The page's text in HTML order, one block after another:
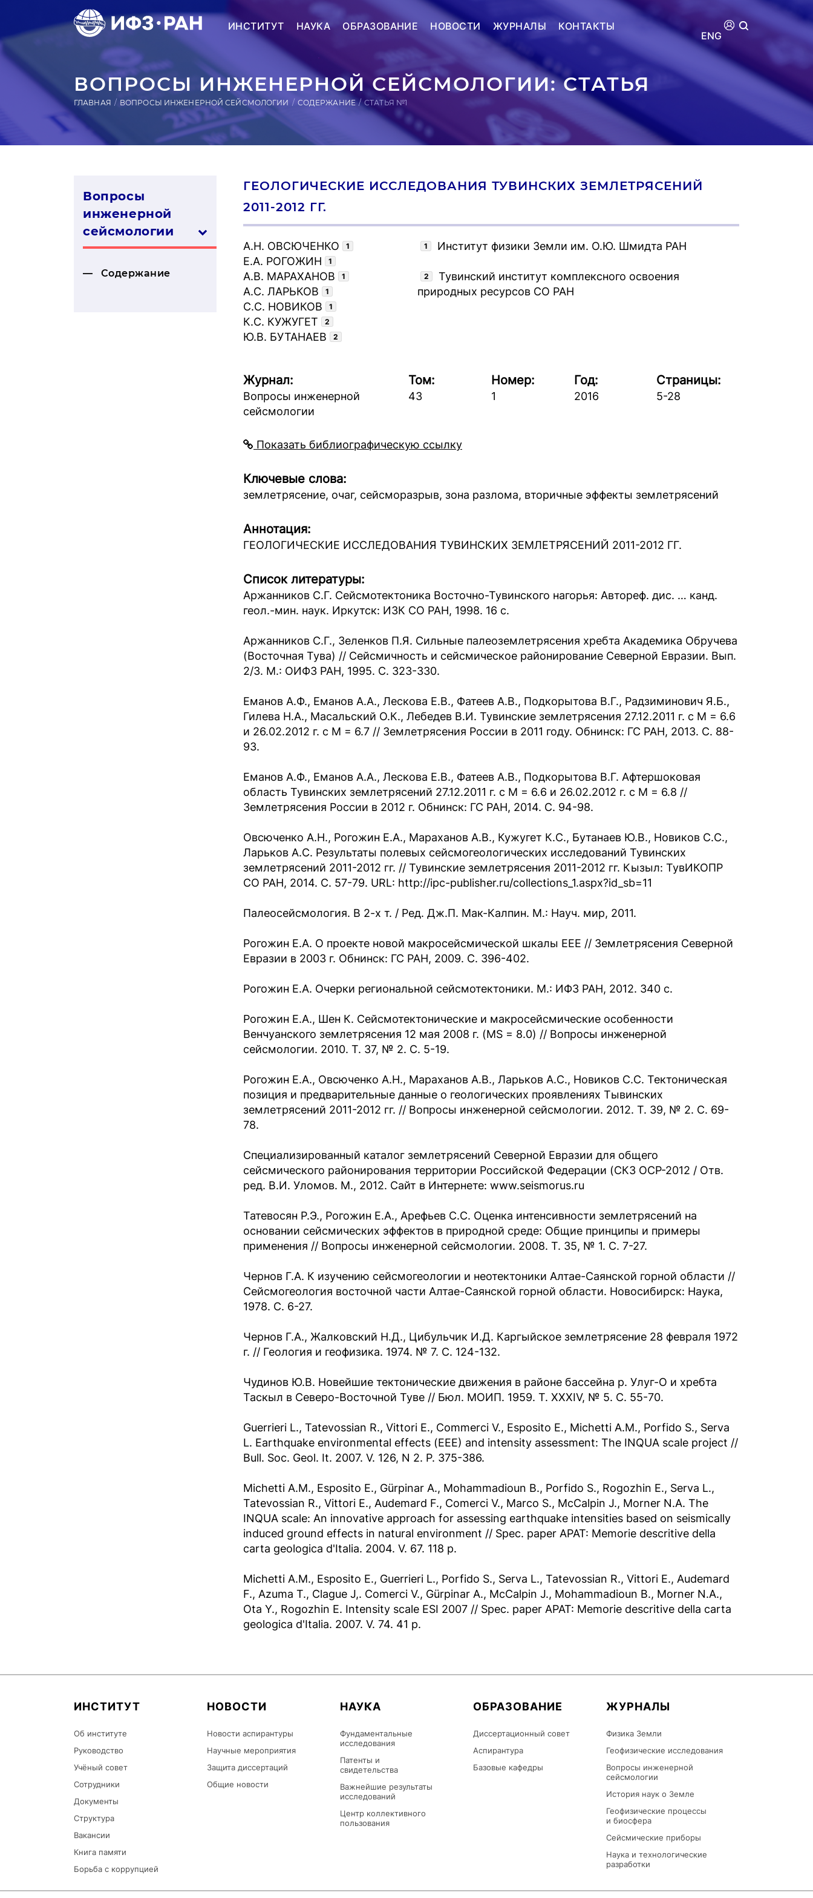
ИНСТИТУТ НАУКА ОБРАЗОВАНИЕ НОВОСТИ ЖУРНАЛЫ
КОНТАКТЫ
ENG
ВОПРОСЫ ИНЖЕНЕРНОЙ СЕЙСМОЛОГИИ: СТАТЬЯ
ГЛАВНАЯ ВОПРОСЫ ИНЖЕНЕРНОЙ СЕЙСМОЛОГИИ СОДЕРЖАНИЕ СТАТЬЯ №1
Вопросы
инженерной
сей­смо­логии
Содержание
ГЕОЛОГИЧЕСКИЕ ИССЛЕДОВАНИЯ ТУВИНСКИХ ЗЕМЛЕТРЯСЕНИЙ
2011-2012 ГГ.
А.Н. ОВСЮЧЕНКО 1
Е.А. РОГОЖИН 1
А.В. МАРАХАНОВ 1
А.С. ЛАРЬКОВ 1
С.С. НОВИКОВ 1
К.С. КУЖУГЕТ 2
Ю.В. БУТАНАЕВ 2
1 Институт физики Земли им. О.Ю. Шмидта РАН
2
Тувинский институт комплексного освоения
природных ресурсов СО РАН
Журнал:
Вопросы инженерной
сейсмологии
Том:
43
Номер:
1
Год:
2016
Страницы:
5-28
Показать библиографическую ссылку
Ключевые слова:
землетрясение, очаг, сейсморазрыв, зона разлома, вторичные эффекты землетрясений
Аннотация:
ГЕОЛОГИЧЕСКИЕ ИССЛЕДОВАНИЯ ТУВИНСКИХ ЗЕМЛЕТРЯСЕНИЙ 2011-2012 ГГ.
Список литературы:
Аржанников С.Г. Сейсмотектоника Восточно-Тувинского нагорья: Автореф. дис. … канд.
геол.-мин. наук. Иркутск: ИЗК СО РАН, 1998. 16 с.
Аржанников С.Г., Зеленков П.Я. Сильные палеоземлетрясения хребта Академика Обручева
(Восточная Тува) // Сейсмичность и сейсмическое районирование Северной Евразии. Вып.
2/3. М.: ОИФЗ РАН, 1995. С. 323-330.
Еманов А.Ф., Еманов А.А., Лескова Е.В., Фатеев А.В., Подкорытова В.Г., Радзиминович Я.Б.,
Гилева Н.А., Масальский О.К., Лебедев В.И. Тувинские землетрясения 27.12.2011 г. с М = 6.6
и 26.02.2012 г. с М = 6.7 // Землетрясения России в 2011 году. Обнинск: ГС РАН, 2013. C. 88-
93.
Еманов А.Ф., Еманов А.А., Лескова Е.В., Фатеев А.В., Подкорытова В.Г. Афтершоковая
область Тувинских землетрясений 27.12.2011 г. с M = 6.6 и 26.02.2012 г. с M = 6.8 //
Землетрясения России в 2012 г. Обнинск: ГС РАН, 2014. C. 94-98.
Овсюченко А.Н., Рогожин Е.А., Мараханов А.В., Кужугет К.С., Бутанаев Ю.В., Новиков С.С.,
Ларьков А.С. Результаты полевых сейсмогеологических исследований Тувинских
землетрясений 2011-2012 гг. // Тувинские землетрясения 2011-2012 гг. Кызыл: ТувИКОПР
СО РАН, 2014. С. 57-79. URL: http://ipc-publisher.ru/collections_1.aspx?id_sb=11
Палеосейсмология. В 2-х т. / Ред. Дж.П. Мак-Калпин. М.: Науч. мир, 2011.
Рогожин Е.А. О проекте новой макросейсмической шкалы EEE // Землетрясения Северной
Евразии в 2003 г. Обнинск: ГС РАН, 2009. C. 396-402.
Рогожин Е.А. Очерки региональной сейсмотектоники. М.: ИФЗ РАН, 2012. 340 с.
Рогожин Е.А., Шен К. Сейсмотектонические и макросейсмические особенности
Венчуанского землетрясения 12 мая 2008 г. (MS = 8.0) // Вопросы инженерной
сейсмологии. 2010. Т. 37, № 2. С. 5-19.
Рогожин Е.А., Овсюченко А.Н., Мараханов А.В., Ларьков А.С., Новиков С.С. Тектоническая
позиция и предварительные данные о геологических проявлениях Тывинских
землетрясений 2011-2012 гг. // Вопросы инженерной сейсмологии. 2012. Т. 39, № 2. С. 69-
78.
Специализированный каталог землетрясений Северной Евразии для общего
сейсмического районирования территории Российской Федерации (СКЗ ОСР-2012 / Отв.
ред. В.И. Уломов. М., 2012. Сайт в Интернете: www.seismorus.ru
Татевосян Р.Э., Рогожин Е.А., Арефьев С.С. Оценка интенсивности землетрясений на
основании сейсмических эффектов в природной среде: Общие принципы и примеры
применения // Вопросы инженерной сейсмологии. 2008. Т. 35, № 1. С. 7-27.
Чернов Г.А. К изучению сейсмогеологии и неотектоники Алтае-Саянской горной области //
Сейсмогеология восточной части Алтае-Саянской горной области. Новосибирск: Наука,
1978. С. 6-27.
Чернов Г.А., Жалковский Н.Д., Цибульчик И.Д. Каргыйское землетрясение 28 февраля 1972
г. // Геология и геофизика. 1974. № 7. С. 124-132.
Чудинов Ю.В. Новейшие тектонические движения в районе бассейна р. Улуг-О и хребта
Таскыл в Северо-Восточной Туве // Бюл. МОИП. 1959. Т. XXXIV, № 5. С. 55-70.
Guerrieri L., Tatevossian R., Vittori E., Commerci V., Esposito E., Michetti A.M., Porfido S., Serva
L. Earthquake environmental effects (EEE) and intensity assessment: The INQUA scale project //
Bull. Soc. Geol. It. 2007. V. 126, N 2. P. 375-386.
Michetti A.M., Esposito E., Gürpinar A., Mohammadioun B., Porfido S., Rogozhin E., Serva L.,
Tatevossian R., Vittori E., Audemard F., Comerci V., Marco S., McCalpin J., Morner N.A. The
INQUA scale: An innovative approach for assessing earthquake intensities based on seismically
induced ground effects in natural environment // Spec. paper APAT: Memorie descritive della
carta geologica d'Italia. 2004. V. 67. 118 p.
Michetti A.M., Esposito E., Guerrieri L., Porfido S., Serva L., Tatevossian R., Vittori E., Audemard
F., Azuma T., Clague J,. Comerci V., Gürpinar A., McCalpin J., Mohammadioun B., Morner N.A.,
Ota Y., Rogozhin E. Intensity scale ESI 2007 // Spec. paper APAT: Memorie descritive della carta
geologica d'Italia. 2007. V. 74. 41 p.
ИНСТИТУТ
Об институте
Руководство
Учёный совет
Сотрудники
Документы
Структура
Вакансии
Книга памяти
Борьба с коррупцией
НОВОСТИ
Новости аспирантуры
Научные мероприятия
Защита диссертаций
Общие новости
НАУКА
Фундаментальные
исследования
Патенты и
свидетельства
Важнейшие результаты
исследований
Центр коллективного
пользования
ОБРАЗОВАНИЕ
Диссертационный совет
Аспирантура
Базовые кафедры
ЖУРНАЛЫ
Физика Земли
Геофизические исследования
Вопросы инженерной
сейсмологии
История наук о Земле
Геофизические процессы
и биосфера
Сейсмические приборы
Наука и технологические
разработки